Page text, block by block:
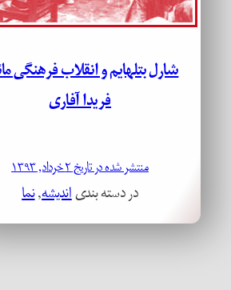
شارل بتلهایم و انقلاب فرهنگی
فریدا آفاری
منتشر شده در تاریخ ۲ خرداد, ۱۳۹۳
در دسته بندیاندیشه, نما